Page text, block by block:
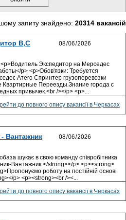
запиту знайдено: 20314 вакансій
В,С
Экспедитор на Мерседес
p> <p>Обов'язки: Требуется
Атего Спринтер грузоперевозки
Квартирные Переезды.Знание города с
привычек.<br /></p> <p>...
до повного опису вакансії в Черкасах
Вантажник
шукає в свою команду співробітника
Вантажник.</strong></p> <p><strong>
роботу на постійній основі
p> <p><strong><br /><...
до повного опису вакансії в Черкасах